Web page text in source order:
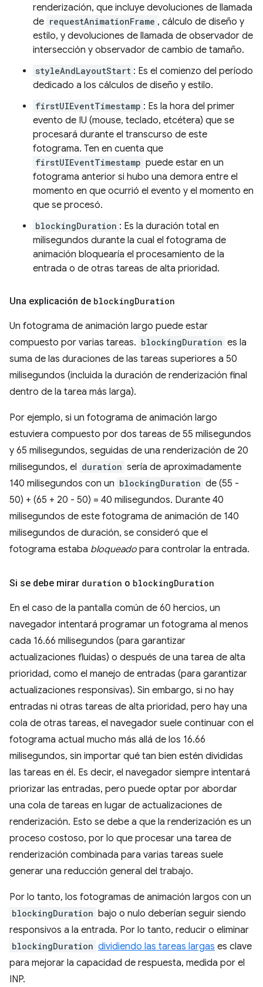
renderización, que incluye devoluciones de llamada
de requestAnimationFrame , cálculo de diseño y
estilo, y devoluciones de llamada de observador de
intersección y observador de cambio de tamaño.
styleAndLayoutStart : Es el comienzo del período
dedicado a los cálculos de diseño y estilo.
firstUIEventTimestamp : Es la hora del primer
evento de IU (mouse, teclado, etcétera) que se
procesará durante el transcurso de este
fotograma. Ten en cuenta que
firstUIEventTimestamp puede estar en un
fotograma anterior si hubo una demora entre el
momento en que ocurrió el evento y el momento en
que se procesó.
blockingDuration : Es la duración total en
milisegundos durante la cual el fotograma de
animación bloquearía el procesamiento de la
entrada o de otras tareas de alta prioridad.
Una explicación de blockingDuration
Un fotograma de animación largo puede estar
compuesto por varias tareas. blockingDuration es la
suma de las duraciones de las tareas superiores a 50
milisegundos (incluida la duración de renderización final
dentro de la tarea más larga).
Por ejemplo, si un fotograma de animación largo
estuviera compuesto por dos tareas de 55 milisegundos
y 65 milisegundos, seguidas de una renderización de 20
milisegundos, el duration sería de aproximadamente
140 milisegundos con un blockingDuration de (55 -
50) + (65 + 20 - 50) = 40 milisegundos. Durante 40
milisegundos de este fotograma de animación de 140
milisegundos de duración, se consideró que el
fotograma estaba bloqueado para controlar la entrada.
Si se debe mirar duration o blockingDuration
En el caso de la pantalla común de 60 hercios, un
navegador intentará programar un fotograma al menos
cada 16.66 milisegundos (para garantizar
actualizaciones fluidas) o después de una tarea de alta
prioridad, como el manejo de entradas (para garantizar
actualizaciones responsivas). Sin embargo, si no hay
entradas ni otras tareas de alta prioridad, pero hay una
cola de otras tareas, el navegador suele continuar con el
fotograma actual mucho más allá de los 16.66
milisegundos, sin importar qué tan bien estén divididas
las tareas en él. Es decir, el navegador siempre intentará
priorizar las entradas, pero puede optar por abordar
una cola de tareas en lugar de actualizaciones de
renderización. Esto se debe a que la renderización es un
proceso costoso, por lo que procesar una tarea de
renderización combinada para varias tareas suele
generar una reducción general del trabajo.
Por lo tanto, los fotogramas de animación largos con un
blockingDuration bajo o nulo deberían seguir siendo
responsivos a la entrada. Por lo tanto, reducir o eliminar
blockingDuration dividiendo las tareas largas es clave
para mejorar la capacidad de respuesta, medida por el
INP.